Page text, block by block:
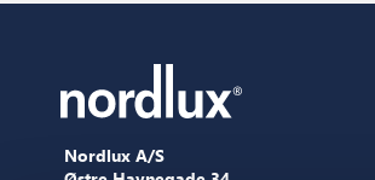
Nordlux A/S